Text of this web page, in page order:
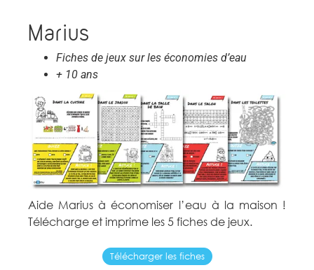
Marius
Fiches de jeux sur les économies d’eau
+ 10 ans
Aide Marius à économiser l’eau à la maison !
Télécharge et imprime les 5 fiches de jeux.
Télécharger les fiches